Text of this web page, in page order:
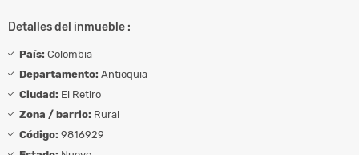
Detalles del inmueble :
País: Colombia
Departamento: Antioquia
Ciudad: El Retiro
Zona / barrio: Rural
Código: 9816929